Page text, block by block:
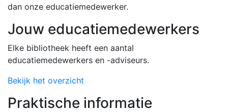
dan onze educatiemedewerker.
Jouw educatiemedewerkers
Elke bibliotheek heeft een aantal
educatiemedewerkers en -adviseurs.
Bekijk het overzicht
Praktische informatie